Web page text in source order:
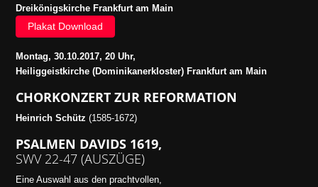
Dreikönigskirche Frankfurt am Main
Plakat Download
Montag, 30.10.2017, 20 Uhr,
Heiliggeistkirche (Dominikanerkloster) Frankfurt am Main
CHORKONZERT ZUR REFORMATION
Heinrich Schütz (1585-1672)
PSALMEN DAVIDS 1619,
SWV 22-47 (AUSZÜGE)
Eine Auswahl aus den prachtvollen,